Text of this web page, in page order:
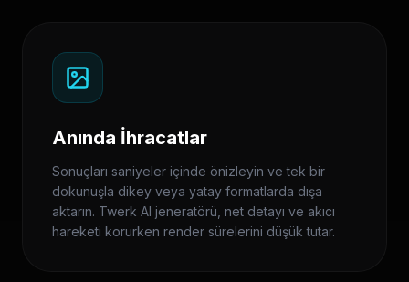
Anında İhracatlar
Sonuçları saniyeler içinde önizleyin ve tek bir
dokunuşla dikey veya yatay formatlarda dışa
aktarın. Twerk AI jeneratörü, net detayı ve akıcı
hareketi korurken render sürelerini düşük tutar.